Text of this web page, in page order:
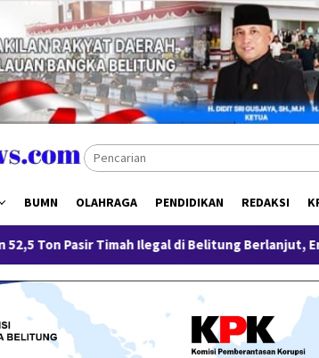
BUMN OLAHRAGA PENDIDIKAN REDAKSI
di Belitung Berlanjut, Empat Orang Resmi